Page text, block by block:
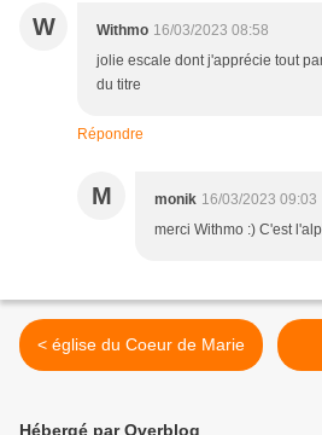
W Withmo 16/03/2023 08:58
jolie escale dont j'apprécie tout
du titre
Répondre
M monik 16/03/2023 09:03
merci Withmo :) C'est
< église du Coeur de Marie
Hébergé par Overblog